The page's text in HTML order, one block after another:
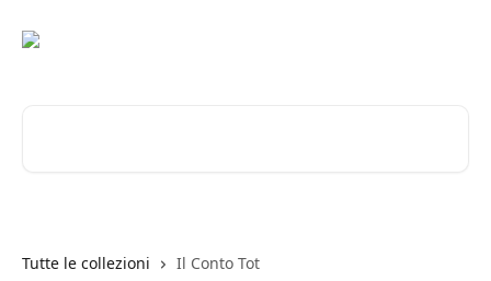
Tutte le collezioni Il Conto Tot